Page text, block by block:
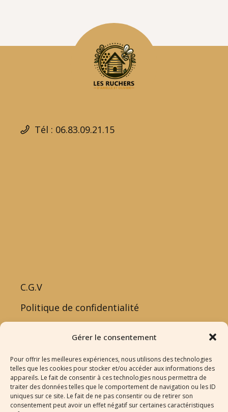
Gérer le consentement
Pour offrir les meilleures expériences, nous utilisons des technologies
telles que les cookies pour stocker et/ou accéder aux informations des
appareils. Le fait de consentir à ces technologies nous permettra de
traiter des données telles que le comportement de navigation ou les ID
uniques sur ce site. Le fait de ne pas consentir ou de retirer son
consentement peut avoir un effet négatif sur certaines caractéristiques
Tél : 06.83.09.21.15
C.G.V
Politique de confidentialité